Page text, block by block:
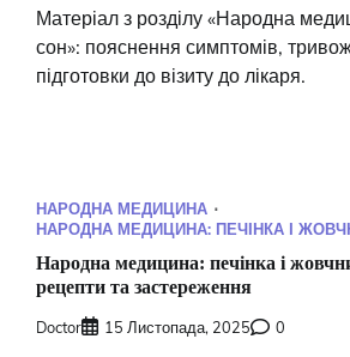
Матеріал з розділу «Народна
сон»: пояснення симптомів,
підготовки до візиту до лікаря.
НАРОДНА МЕДИЦИНА
НАРОДНА МЕДИЦИНА: ПЕЧІНКА І
Народна медицина: печінка і
рецепти та застереження
Doctor 15 Листопада, 2025 0